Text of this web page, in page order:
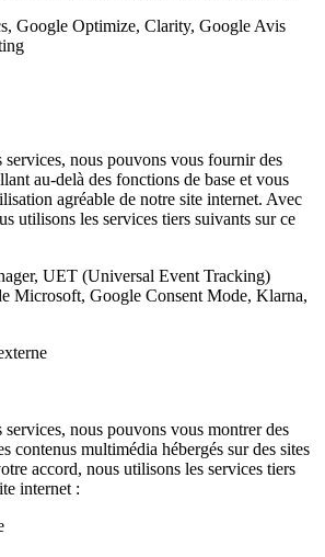
Google Optimize, Clarity, Google Avis
services, nous pouvons vous fournir des
au-delà des fonctions de base et vous
agréable de notre site internet. Avec
utilisons les services tiers suivants sur ce
UET (Universal Event Tracking)
Microsoft, Google Consent Mode, Klarna,
services, nous pouvons vous montrer des
contenus multimédia hébergés sur des sites
accord, nous utilisons les services tiers
internet :